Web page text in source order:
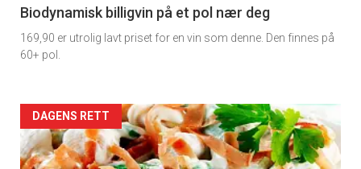
4
Biodynamisk billigvin på et pol nær deg
169,90 er utrolig lavt priset for en vin som denne. Den finnes på
60+ pol.
Forsiden
akkurat
DAGENS RETT